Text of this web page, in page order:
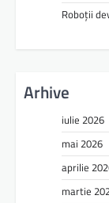
Roboții
Arhive
iulie 2026
mai 2026
aprilie
martie